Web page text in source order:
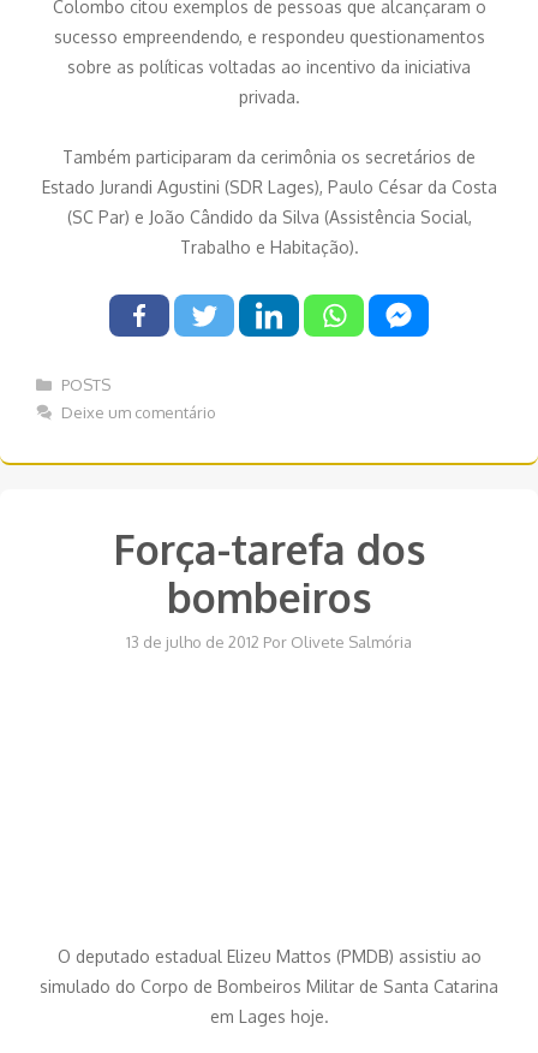
Colombo citou exemplos de pessoas que alcançaram o
sucesso empreendendo, e respondeu questionamentos
sobre as políticas voltadas ao incentivo da iniciativa
privada.
Também participaram da cerimônia os secretários de
Estado Jurandi Agustini (SDR Lages), Paulo César da Costa
(SC Par) e João Cândido da Silva (Assistência Social,
Trabalho e Habitação).
Categorias
POSTS
Deixe um comentário
Força-tarefa dos
bombeiros
13 de julho de 2012 Por Olivete Salmória
O deputado estadual Elizeu Mattos (PMDB) assistiu ao
simulado do Corpo de Bombeiros Militar de Santa Catarina
em Lages hoje.